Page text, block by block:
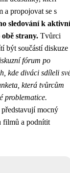
a propojovat se s
sledování k aktivní
strany. Tvůrci
být součástí diskuze
fórum po
kde diváci sdíleli
která tvůrcům
problematice.
mocný
filmů a podnítit